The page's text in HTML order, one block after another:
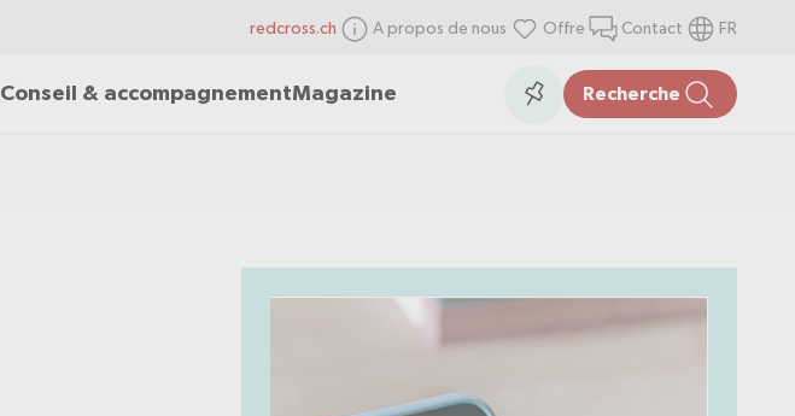
redcross.ch A propos de nous Offre Contact FR
Conseil & accompagnementMagazine Collection
itemsRecherche